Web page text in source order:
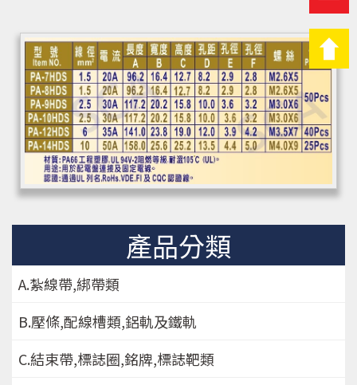
產品分類
A.紮線帶,綁帶類
B.壓條,配線槽類,鋁軌及鐵軌
C.結束帶,標誌圈,銘牌,標誌靶類